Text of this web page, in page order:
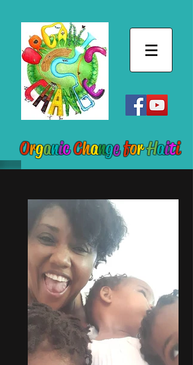
OrganicChangeforHaiti